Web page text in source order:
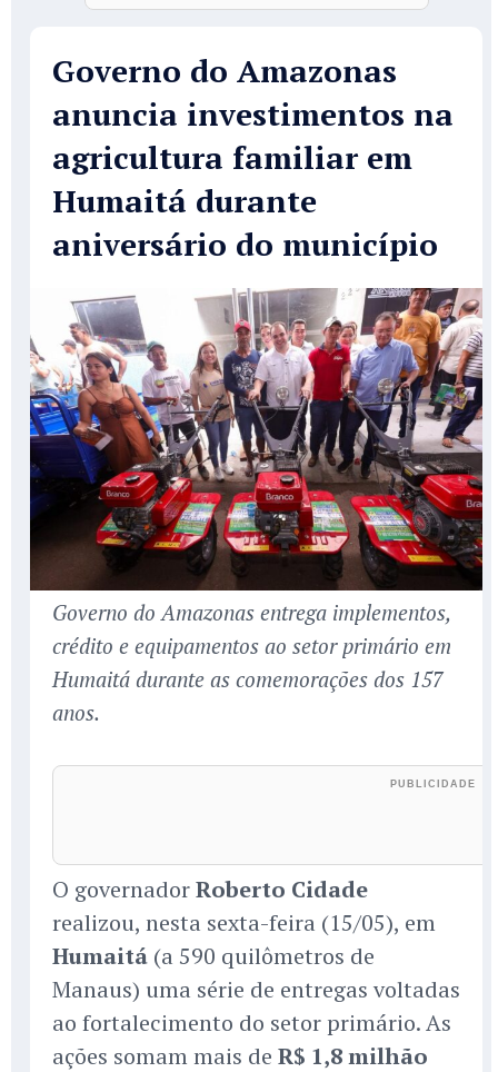
Governo do Amazonas
anuncia investimentos na
agricultura familiar em
Humaitá durante
aniversário do município
Governo do Amazonas entrega implementos,
crédito e equipamentos ao setor primário em
Humaitá durante as comemorações dos 157
anos.
O governadorRoberto Cidade
realizou, nesta sexta-feira (15/05), em
Humaitá (a 590 quilômetros de
Manaus) uma série de entregas voltadas
ao fortalecimento do setor primário. As
ações somam mais de R$ 1,8 milhão